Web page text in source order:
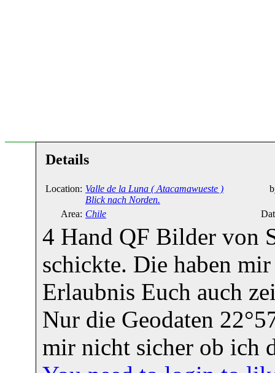
Details
Location: Valle de la Luna ( Atacamawueste )
Blick nach Norden.
Area: Chile
4 Hand QF Bilder von
schickte. Die haben
Erlaubnis Euch auch
Nur die Geodaten
mir nicht sicher ob ich